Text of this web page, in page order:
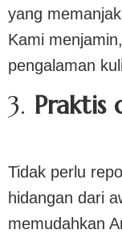
yang
Kami
pengalaman
3. Praktis
Tidak perlu
hidangan dari
memudahkan